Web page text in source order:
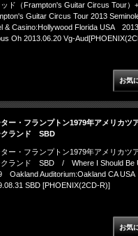
ッド（Frampton's Guitar Circus Tour）
Guitar Circus Tour 2013
& Casino:Hollywood Florida USA
Oh 2013.06.20 Vg-
ター・フランプトン1979年アメリカツ
クランド SBD
ター・フランプトン1979年アメリカツ
クランド SBD / Where I Should Be
Oakland Auditorium:Oakland CA
SBD [PHOENIX(2CD-R)]